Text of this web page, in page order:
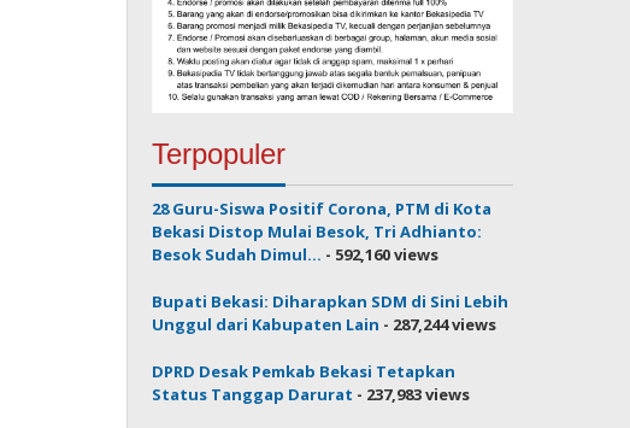
Terpopuler
28 Guru-Siswa Positif Corona, PTM di Kota
Bekasi Distop Mulai Besok, Tri Adhianto:
Besok Sudah Dimul... - 592,160 views
Bupati Bekasi: Diharapkan SDM di Sini Lebih
Unggul dari Kabupaten Lain - 287,244 views
DPRD Desak Pemkab Bekasi Tetapkan
Status Tanggap Darurat - 237,983 views